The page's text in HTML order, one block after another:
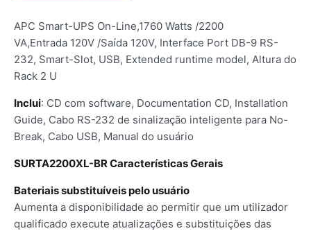
APC Smart-UPS On-Line,1760 Watts /2200
VA,Entrada 120V /Saída 120V, Interface Port DB-9 RS-
232, Smart-Slot, USB, Extended runtime model, Altura do
Rack 2 U
Inclui: CD com software, Documentation CD, Installation
Guide, Cabo RS-232 de sinalização inteligente para No-
Break, Cabo USB, Manual do usuário
SURTA2200XL-BR Características Gerais
Bateriais substituíveis pelo usuário
Aumenta a disponibilidade ao permitir que um utilizador
qualificado execute atualizações e substituições das